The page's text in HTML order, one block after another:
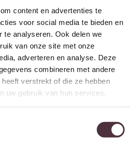
voor social media te bieden en
te analyseren. Ook delen we
van onze site met onze
adverteren en analyse. Deze
combineren met andere
verstrekt of die ze hebben
uw gebruik van hun services.